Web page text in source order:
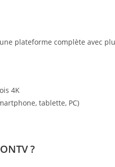
plateforme complète avec
4K
tablette, PC)
?